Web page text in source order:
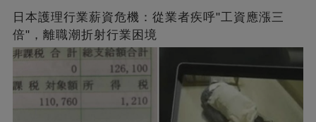
日本護理行業薪資危機：從業者疾呼"工資應漲三
倍"，離職潮折射行業困境